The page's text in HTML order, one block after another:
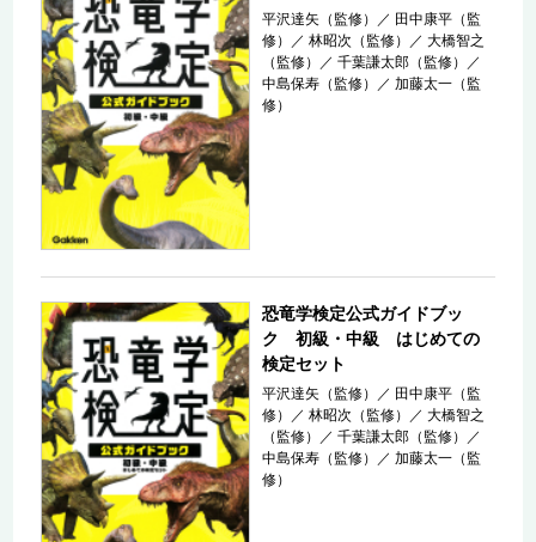
平沢達矢（監修） ／ 田中康平（監
修）
／林昭次（監修） ／大橋智之
（監修）
／千葉謙太郎（監修）
／
中島保寿（監修）
／加藤太一（監
修）
恐竜学検定公式ガイドブッ
ク 初級・中級 はじめての
検定セット
平沢達矢（監修） ／ 田中康平（監
修）
／林昭次（監修） ／大橋智之
（監修）
／千葉謙太郎（監修）
／
中島保寿（監修）
／加藤太一（監
修）